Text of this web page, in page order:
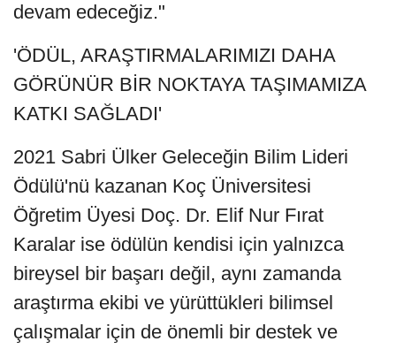
devam edeceğiz."
'ÖDÜL, ARAŞTIRMALARIMIZI DAHA
GÖRÜNÜR BİR NOKTAYA TAŞIMAMIZA
KATKI SAĞLADI'
2021 Sabri Ülker Geleceğin Bilim Lideri
Ödülü'nü kazanan Koç Üniversitesi
Öğretim Üyesi Doç. Dr. Elif Nur Fırat
Karalar ise ödülün kendisi için yalnızca
bireysel bir başarı değil, aynı zamanda
araştırma ekibi ve yürüttükleri bilimsel
çalışmalar için de önemli bir destek ve